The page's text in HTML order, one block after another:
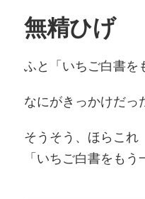
無精ひげ
ふと「いちご白書を
なにがきっかけだっ
そうそう、ほらこれ
「いちご白書をも